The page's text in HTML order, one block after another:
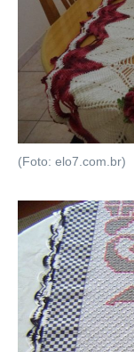
(Foto: elo7.com.br)